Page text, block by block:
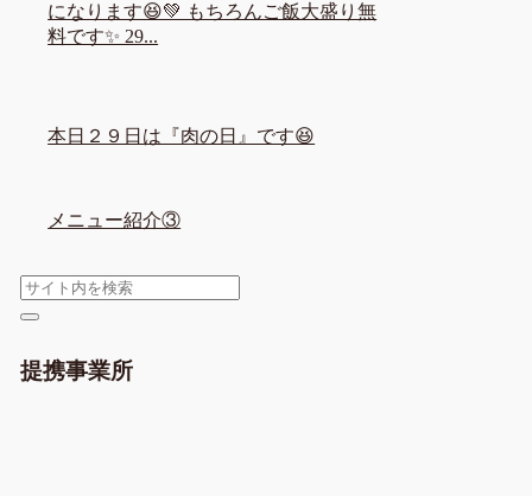
になります😆💚 もちろんご飯大盛り無
料です✨ 29...
本日２９日は『肉の日』です😆
メニュー紹介③
提携事業所